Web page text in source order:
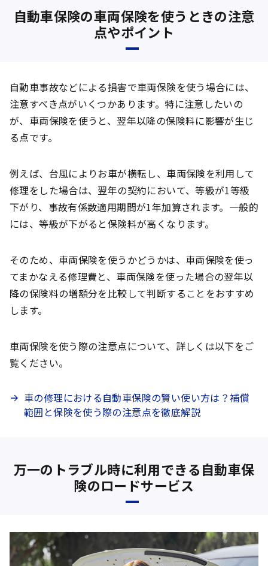
自動車保険の車両保険を使うときの注意
点やポイント
自動車事故などによる損害で車両保険を使う場合には、
注意すべき点がいくつかあります。特に注意したいの
が、車両保険を使うと、翌年以降の保険料に影響が生じ
る点です。
例えば、台風によりお車が横転し、車両保険を利用して
修理をした場合は、翌年の契約において、等級が1等級
下がり、事故有係数適用期間が1年加算されます。一般的
には、等級が下がると保険料が高くなります。
そのため、車両保険を使うかどうかは、車両保険を使っ
てまかなえる修理費と、車両保険を使った場合の翌年以
降の保険料の増額分を比較して判断することをおすすめ
します。
車両保険を使う際の注意点について、詳しくは以下をご
覧ください。
車の修理における自動車保険の賢い使い方は？補償
範囲と保険を使う際の注意点を徹底解説
万一のトラブル時に利用できる自動車保
険のロードサービス